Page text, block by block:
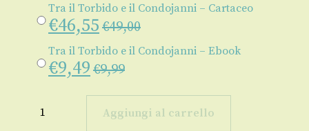
Tra il Torbido e il Condojanni – Cartaceo
€46,55 €49,00
Tra il Torbido e il Condojanni – Ebook
€9,49 €9,99
Aggiungi al carrello